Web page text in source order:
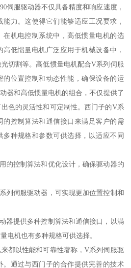
伺服驱动器不仅具备精度和响应速度，
力。这使得它们能够适应工况要求，
在机电控制系统中，高低惯量电机的选
低惯量电机广泛应用于机械设备中，
切割等。高低惯量电机配合V系列伺服
的位置控制和动态性能，确保设备的运
器和高低惯量电机的组合，不仅提供了
色的灵活性和可定制性。西门子的V系
的控制算法和通信接口来满足客户的需
种规格和参数可供选择，以适应不同
的控制算法和优化设计，确保驱动器的
列伺服驱动器，可实现更加位置控制和
器提供多种控制算法和通信接口，以满
电机也有多种规格可供选择。
都以性能和可靠性著称，V系列伺服驱
。通过与西门子的合作提供完善的技术